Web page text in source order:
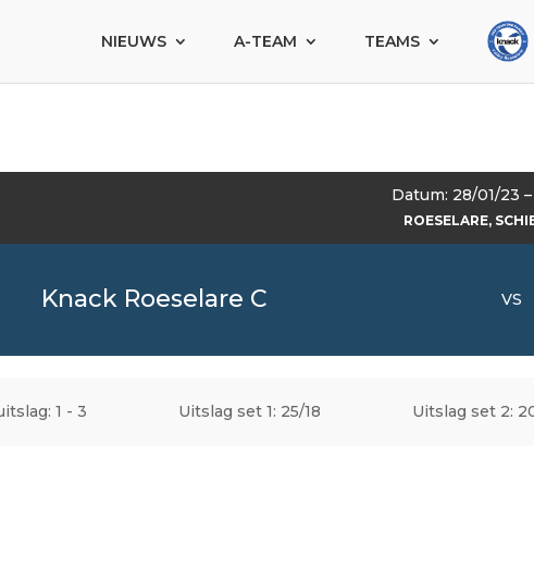
NIEUWS A-TEAM TEAMS
Datum: 28/01/23
ROESELARE,
Knack Roeselare C VS
1 - 3 Uitslag set 1: 25/18 Uitslag set 2: